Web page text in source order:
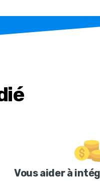
Vous aider à